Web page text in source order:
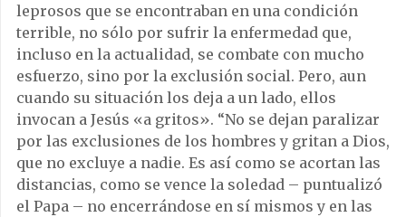
leprosos que se encontraban en una condición
terrible, no sólo por sufrir la enfermedad que,
incluso en la actualidad, se combate con mucho
esfuerzo, sino por la exclusión social. Pero, aun
cuando su situación los deja a un lado, ellos
invocan a Jesús «a gritos». “No se dejan paralizar
por las exclusiones de los hombres y gritan a Dios,
que no excluye a nadie. Es así como se acortan las
distancias, como se vence la soledad – puntualizó
el Papa – no encerrándose en sí mismos y en las